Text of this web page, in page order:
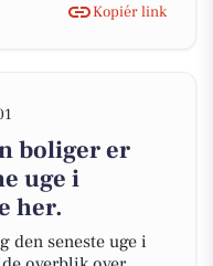
Kopiér link
boliger er
uge i
her.
den seneste uge i